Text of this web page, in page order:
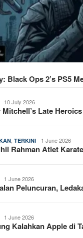
Black Ops 2’s PS5
10 July 2026
Mitchell’s Late
TERKINI 1 June 2026
Rahman Atlet
1 June 2026
Peluncuran,
1 June 2026
Kalahkan Apple di